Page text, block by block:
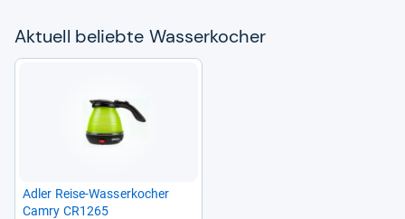
Aktu­ell beliebte Was­ser­ko­cher
Adler Reise-​Was­ser­ko­cher
Camry CR1265